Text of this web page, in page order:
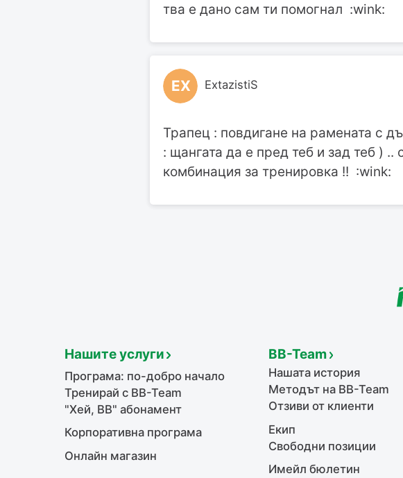
тва е дано сам ти помогнал :wink:
EX ExtazistiS
Трапец : повдигане на рамената с
: щангата да е пред теб и зад теб )
комбинация за тренировка !! :wink:
Нашите услуги
Програма: по-добро начало
Тренирай с BB-Team
"Хей, ВВ" абонамент
Корпоративна програма
Онлайн магазин
BB-Team
Нашата история
Методът на BB-Team
Отзиви от клиенти
Екип
Свободни позиции
Имейл бюлетин